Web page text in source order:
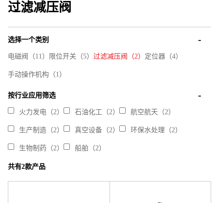
过滤减压阀
选择一个类别
电磁阀（11） 限位开关（5） 过滤减压阀（2） 定位器（4）
手动操作机构（1）
按行业应用筛选
火力发电（2） 石油化工（2） 航空航天（2）
生产制造（2） 真空设备（2） 环保水处理（2）
生物制药（2） 船舶（2）
共有2款产品